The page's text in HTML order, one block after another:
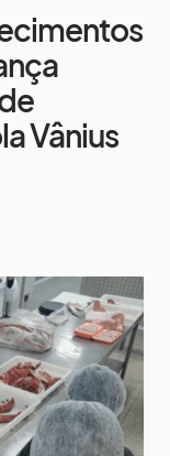
Vânius